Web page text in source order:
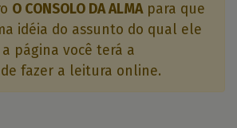
O CONSOLO DA ALMApara que
idéia do assunto do qual ele
página você terá a
fazer a leitura online.